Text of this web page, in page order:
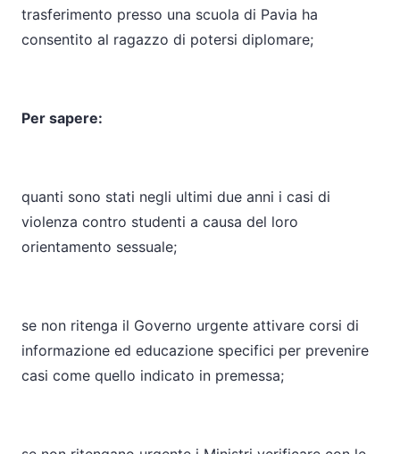
trasferimento presso una scuola di Pavia ha
consentito al ragazzo di potersi diplomare;
Per sapere:
quanti sono stati negli ultimi due anni i casi di
violenza contro studenti a causa del loro
orientamento sessuale;
se non ritenga il Governo urgente attivare corsi di
informazione ed educazione specifici per prevenire
casi come quello indicato in premessa;